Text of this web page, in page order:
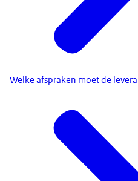
Welke afspraken moet de